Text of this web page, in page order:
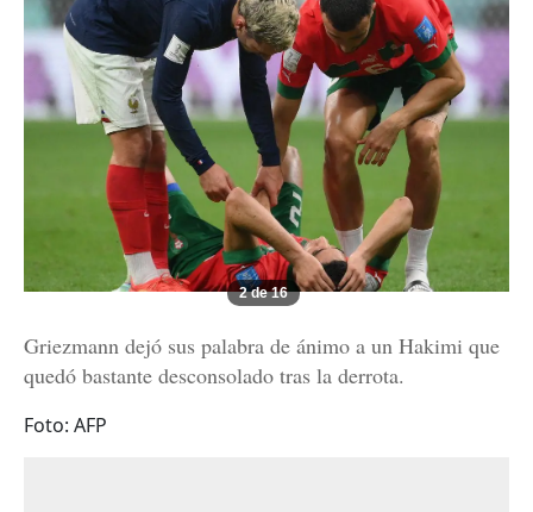
2 de 16
Griezmann dejó sus palabra de ánimo a un Hakimi que
quedó bastante desconsolado tras la derrota.
Foto: AFP